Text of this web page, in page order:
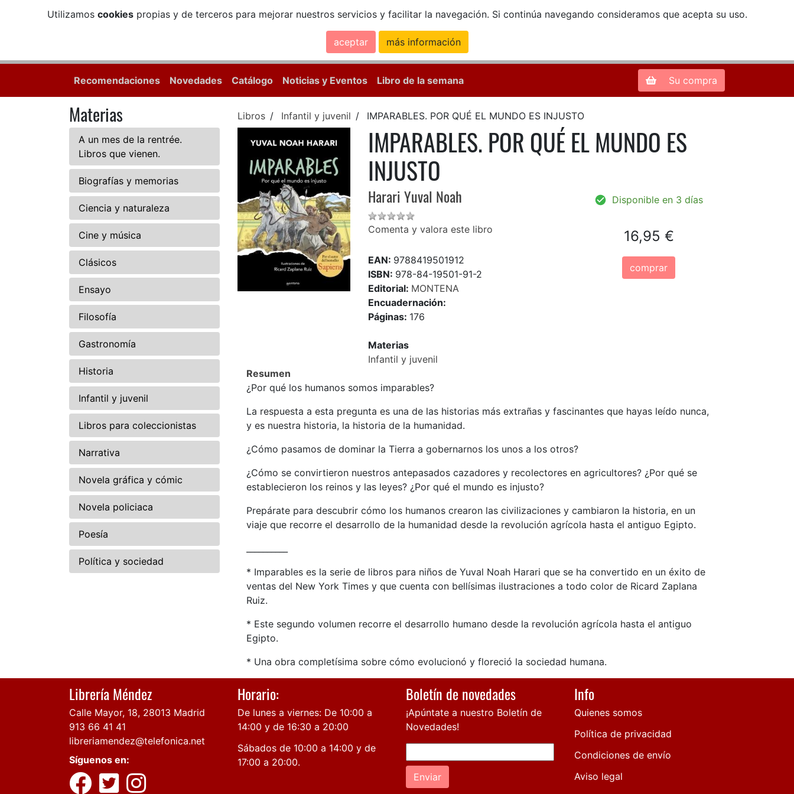
Utilizamos cookiespropias y de terceros para mejorar nuestros servicios y facilitar la navegación. Si continúa navegando consideramos que acepta su uso.
aceptar más información
Zona de Clientes
Recomendaciones Novedades Catálogo Noticias y Eventos Libro de la semana Su compra
Materias
A un mes de la rentrée.
Libros que vienen.
Biografías y memorias
Ciencia y naturaleza
Cine y música
Clásicos
Ensayo
Filosofía
Gastronomía
Historia
Infantil y juvenil
Libros para coleccionistas
Narrativa
Novela gráfica y cómic
Novela policiaca
Poesía
Política y sociedad
Libros Infantil y juvenil IMPARABLES. POR QUÉ EL MUNDO ES INJUSTO
IMPARABLES. POR QUÉ EL MUNDO ES
INJUSTO
Harari Yuval Noah
Comenta y valora este libro
EAN: 9788419501912
ISBN: 978-84-19501-91-2
Editorial: MONTENA
Encuadernación:
Páginas: 176
Materias
Infantil y juvenil
Disponible en 3 días
16,95 €
comprar
Resumen
¿Por qué los humanos somos imparables?
La respuesta a esta pregunta es una de las historias más extrañas y fascinantes que hayas leído nunca,
y es nuestra historia, la historia de la humanidad.
¿Cómo pasamos de dominar la Tierra a gobernarnos los unos a los otros?
¿Cómo se convirtieron nuestros antepasados cazadores y recolectores en agricultores? ¿Por qué se
establecieron los reinos y las leyes? ¿Por qué el mundo es injusto?
Prepárate para descubrir cómo los humanos crearon las civilizaciones y cambiaron la historia, en un
viaje que recorre el desarrollo de la humanidad desde la revolución agrícola hasta el antiguo Egipto.
* Imparables es la serie de libros para niños de Yuval Noah Harari que se ha convertido en un éxito de
ventas del New York Times y que cuenta con bellísimas ilustraciones a todo color de Ricard Zaplana
Ruiz.
* Este segundo volumen recorre el desarrollo humano desde la revolución agrícola hasta el antiguo
Egipto.
* Una obra completísima sobre cómo evolucionó y floreció la sociedad humana.
Librería Méndez
Calle Mayor, 18, 28013 Madrid
913 66 41 41
libreriamendez@telefonica.net
Síguenos en:
Horario:
De lunes a viernes: De 10:00 a
14:00 y de 16:30 a 20:00
Sábados de 10:00 a 14:00 y de
17:00 a 20:00.
Boletín de novedades
¡Apúntate a nuestro Boletín de
Novedades!
Enviar
Info
Quienes somos
Política de privacidad
Condiciones de envío
Aviso legal